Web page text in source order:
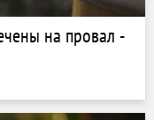
на провал -